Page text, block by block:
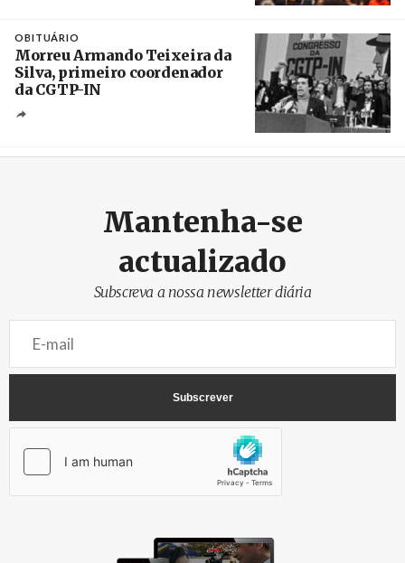
OBITUÁRIO
Morreu Armando Teixeira da
Silva, primeiro coordenador
da CGTP-IN
Mantenha-se
actualizado
Subscreva a nossa newsletter diária